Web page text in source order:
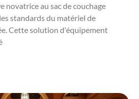
novatrice au sac de couchage
standards du matériel de
Cette solution d'équipement